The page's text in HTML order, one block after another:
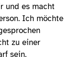
und es macht
Ich möchte
zu einer
sein.